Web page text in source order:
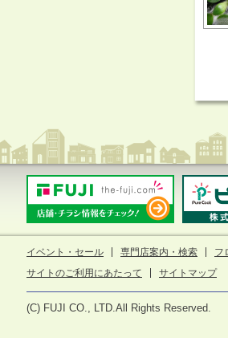
イベント・セール 専門店案内・検索 フ
サイトのご利用にあたって
サイトマップ
(C) FUJI CO., LTD.All Rights Reserved.